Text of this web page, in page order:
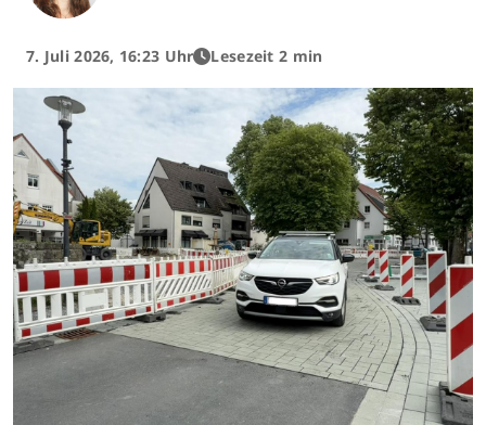
7. Juli 2026, 16:23 Uhr Lesezeit 2 min